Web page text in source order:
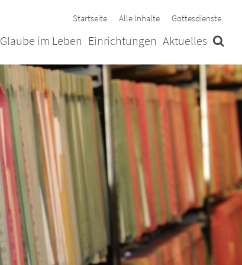
Startseite Alle Inhalte Gottesdienste
Glaube im Leben Einrichtungen Aktuelles